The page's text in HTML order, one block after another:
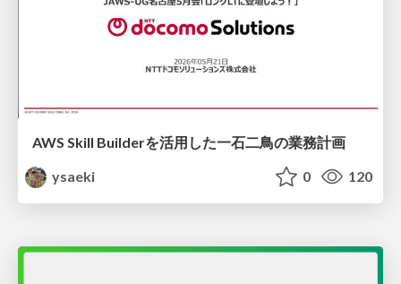
AWS Skill Builderを活用した一石二鳥の業務計画
ysaeki
0 120